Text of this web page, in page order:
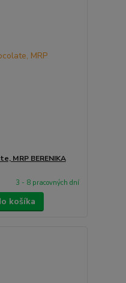
MRP BERENIKA
3 - 8 pracovných dní
košíka